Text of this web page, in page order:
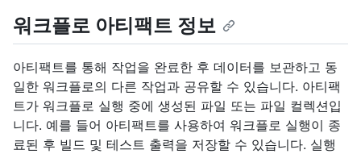
워크플로 아티팩트 정보
아티팩트를 통해 작업을 완료한 후 데이터를 보관하고 동
일한 워크플로의 다른 작업과 공유할 수 있습니다. 아티팩
트가 워크플로 실행 중에 생성된 파일 또는 파일 컬렉션입
니다. 예를 들어 아티팩트를 사용하여 워크플로 실행이 종
료된 후 빌드 및 테스트 출력을 저장할 수 있습니다. 실행